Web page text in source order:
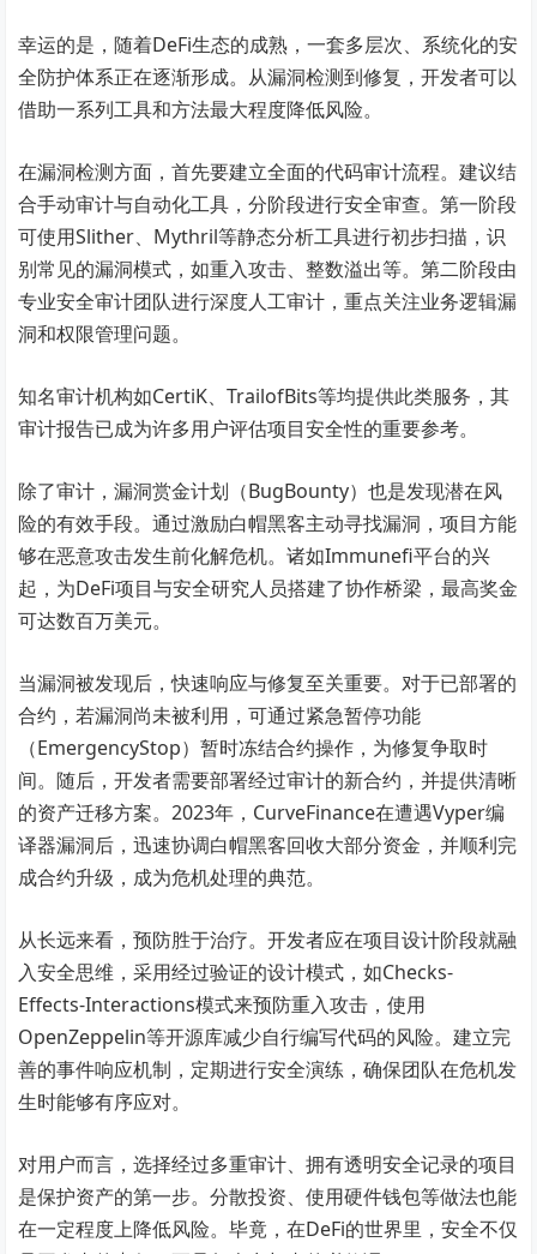
幸运的是，随着DeFi生态的成熟，一套多层次、系统化的安
全防护体系正在逐渐形成。从漏洞检测到修复，开发者可以
借助一系列工具和方法最大程度降低风险。
在漏洞检测方面，首先要建立全面的代码审计流程。建议结
合手动审计与自动化工具，分阶段进行安全审查。第一阶段
可使用Slither、Mythril等静态分析工具进行初步扫描，识
别常见的漏洞模式，如重入攻击、整数溢出等。第二阶段由
专业安全审计团队进行深度人工审计，重点关注业务逻辑漏
洞和权限管理问题。
知名审计机构如CertiK、TrailofBits等均提供此类服务，其
审计报告已成为许多用户评估项目安全性的重要参考。
除了审计，漏洞赏金计划（BugBounty）也是发现潜在风
险的有效手段。通过激励白帽黑客主动寻找漏洞，项目方能
够在恶意攻击发生前化解危机。诸如Immunefi平台的兴
起，为DeFi项目与安全研究人员搭建了协作桥梁，最高奖金
可达数百万美元。
当漏洞被发现后，快速响应与修复至关重要。对于已部署的
合约，若漏洞尚未被利用，可通过紧急暂停功能
（EmergencyStop）暂时冻结合约操作，为修复争取时
间。随后，开发者需要部署经过审计的新合约，并提供清晰
的资产迁移方案。2023年，CurveFinance在遭遇Vyper编
译器漏洞后，迅速协调白帽黑客回收大部分资金，并顺利完
成合约升级，成为危机处理的典范。
从长远来看，预防胜于治疗。开发者应在项目设计阶段就融
入安全思维，采用经过验证的设计模式，如Checks-
Effects-Interactions模式来预防重入攻击，使用
OpenZeppelin等开源库减少自行编写代码的风险。建立完
善的事件响应机制，定期进行安全演练，确保团队在危机发
生时能够有序应对。
对用户而言，选择经过多重审计、拥有透明安全记录的项目
是保护资产的第一步。分散投资、使用硬件钱包等做法也能
在一定程度上降低风险。毕竟，在DeFi的世界里，安全不仅